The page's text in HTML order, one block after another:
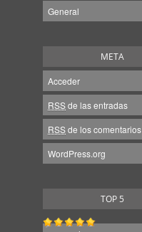
General
META
Acceder
RSSde las entradas
RSSde los comentarios
WordPress.org
TOP 5